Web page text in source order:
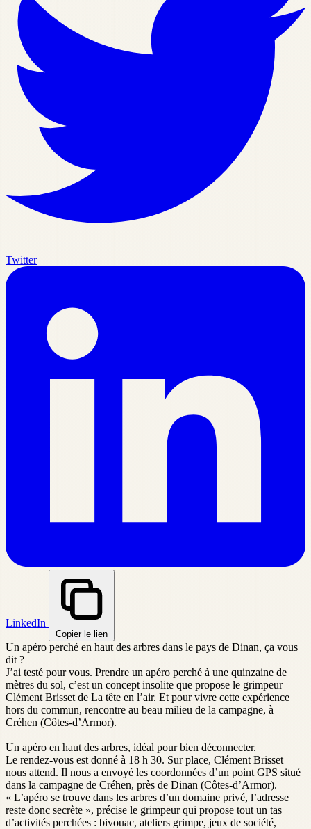
Twitter
LinkedIn
Copier le lien
Un apéro perché en haut des arbres dans le pays de Dinan, ça vous
dit ?
J’ai testé pour vous. Prendre un apéro perché à une quinzaine de
mètres du sol, c’est un concept insolite que propose le grimpeur
Clément Brisset de La tête en l’air. Et pour vivre cette expérience
hors du commun, rencontre au beau milieu de la campagne, à
Créhen (Côtes-d’Armor).
Un apéro en haut des arbres, idéal pour bien déconnecter.
Le rendez-vous est donné à 18 h 30. Sur place, Clément Brisset
nous attend. Il nous a envoyé les coordonnées d’un point GPS situé
dans la campagne de Créhen, près de Dinan (Côtes-d’Armor).
« L’apéro se trouve dans les arbres d’un domaine privé, l’adresse
reste donc secrète », précise le grimpeur qui propose tout un tas
d’activités perchées : bivouac, ateliers grimpe, jeux de société,